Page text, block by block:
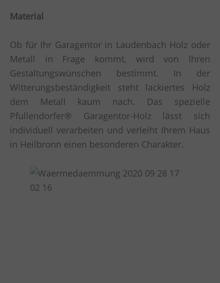
Material
Ob für Ihr Garagentor in Laudenbach Holz oder
Metall in Frage kommt, wird von Ihren
Gestaltungswünschen bestimmt. In der
Witterungsbeständigkeit steht lackiertes Holz
dem Metall kaum nach. Das spezielle
Pfullendorfer® Garagentor-Holz lässt sich
individuell verarbeiten und verleiht Ihrem Haus
in Heilbronn einen besonderen Charakter.